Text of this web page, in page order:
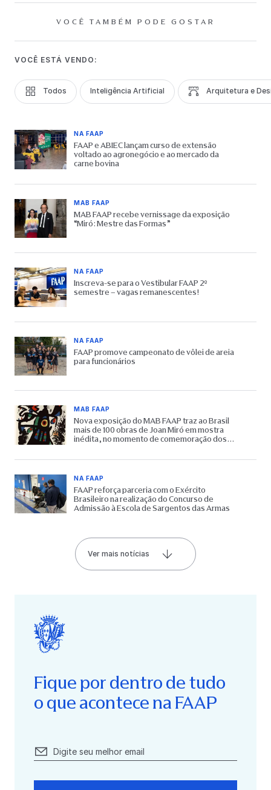
VOCÊ TAMBÉM PODE GOSTAR
VOCÊ ESTÁ VENDO:
Todos Inteligência Artificial Arquitetura e
NA FAAP
FAAP e ABIEC lançam curso de extensão
voltado ao agronegócio e ao mercado da
carne bovina
MAB FAAP
MAB FAAP recebe vernissage da exposição
“Miró: Mestre das Formas”
NA FAAP
Inscreva-se para o Vestibular FAAP 2º
semestre – vagas remanescentes!
NA FAAP
FAAP promove campeonato de vôlei de areia
para funcionários
MAB FAAP
Nova exposição do MAB FAAP traz ao Brasil
mais de 100 obras de Joan Miró em mostra
inédita, no momento de comemoração dos
NA FAAP
FAAP reforça parceria com o Exército
Brasileiro na realização do Concurso de
Admissão à Escola de Sargentos das Armas
Ver mais notícias
Fique por dentro de tudo
o que acontece na FAAP